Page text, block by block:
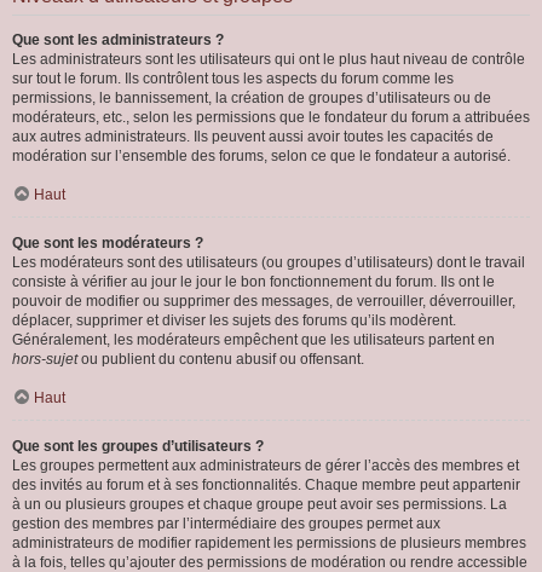
Que sont les administrateurs ?
Les administrateurs sont les utilisateurs qui ont le plus haut niveau de contrôle
sur tout le forum. Ils contrôlent tous les aspects du forum comme les
permissions, le bannissement, la création de groupes d’utilisateurs ou de
modérateurs, etc., selon les permissions que le fondateur du forum a attribuées
aux autres administrateurs. Ils peuvent aussi avoir toutes les capacités de
modération sur l’ensemble des forums, selon ce que le fondateur a autorisé.
Haut
Que sont les modérateurs ?
Les modérateurs sont des utilisateurs (ou groupes d’utilisateurs) dont le travail
consiste à vérifier au jour le jour le bon fonctionnement du forum. Ils ont le
pouvoir de modifier ou supprimer des messages, de verrouiller, déverrouiller,
déplacer, supprimer et diviser les sujets des forums qu’ils modèrent.
Généralement, les modérateurs empêchent que les utilisateurs partent en
hors-sujetou publient du contenu abusif ou offensant.
Haut
Que sont les groupes d’utilisateurs ?
Les groupes permettent aux administrateurs de gérer l’accès des membres et
des invités au forum et à ses fonctionnalités. Chaque membre peut appartenir
à un ou plusieurs groupes et chaque groupe peut avoir ses permissions. La
gestion des membres par l’intermédiaire des groupes permet aux
administrateurs de modifier rapidement les permissions de plusieurs membres
à la fois, telles qu’ajouter des permissions de modération ou rendre accessible